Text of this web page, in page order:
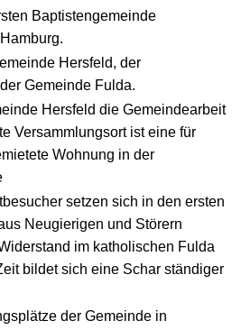
Baptistengemeinde
Hersfeld, der
Gemeinde Fulda.
Hersfeld die Gemeindearbeit
Versammlungsort ist eine für
Wohnung in der
setzen sich in den ersten
Neugierigen und Störern
im katholischen Fulda
bildet sich eine Schar ständiger
der Gemeinde in